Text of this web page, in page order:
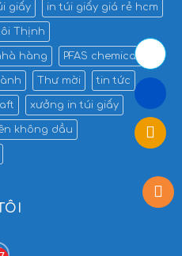
giấy in túi giấy giá rẻ hcm
Thịnh
hàng PFAS chemicals
Thư mời tin tức
xưởng in túi giấy
không dầu